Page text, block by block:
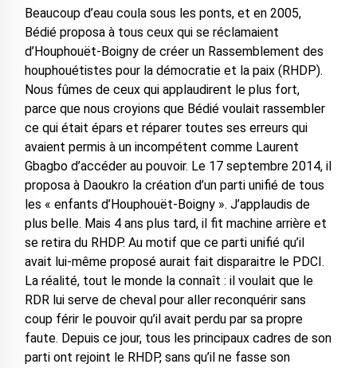
Beaucoup d’eau coula sous les ponts, et en 2005,
Bédié proposa à tous ceux qui se réclamaient
d’Houphouët-Boigny de créer un Rassemblement des
houphouétistes pour la démocratie et la paix (RHDP).
Nous fûmes de ceux qui applaudirent le plus fort,
parce que nous croyions que Bédié voulait rassembler
ce qui était épars et réparer toutes ses erreurs qui
avaient permis à un incompétent comme Laurent
Gbagbo d’accéder au pouvoir. Le 17 septembre 2014, il
proposa à Daoukro la création d’un parti unifié de tous
les « enfants d’Houphouët-Boigny ». J’applaudis de
plus belle. Mais 4 ans plus tard, il fit machine arrière et
se retira du RHDP. Au motif que ce parti unifié qu’il
avait lui-même proposé aurait fait disparaitre le PDCI.
La réalité, tout le monde la connaît : il voulait que le
RDR lui serve de cheval pour aller reconquérir sans
coup férir le pouvoir qu’il avait perdu par sa propre
faute. Depuis ce jour, tous les principaux cadres de son
parti ont rejoint le RHDP, sans qu’il ne fasse son